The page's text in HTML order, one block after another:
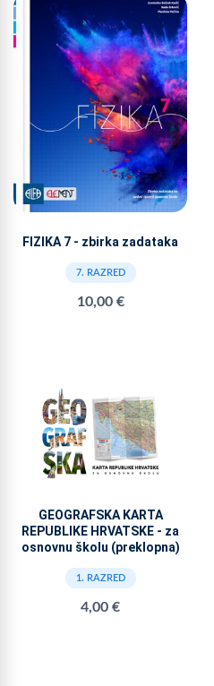
FIZIKA 7 - zbirka zadataka
7. RAZRED
10,00 €
GEOGRAFSKA KARTA
REPUBLIKE HRVATSKE - za
osnovnu školu (preklopna)
1. RAZRED
4,00 €